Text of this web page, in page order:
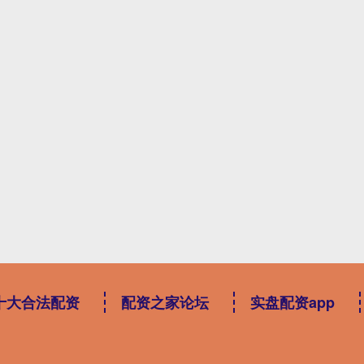
大合法配资 配资之家论坛 实盘配资app